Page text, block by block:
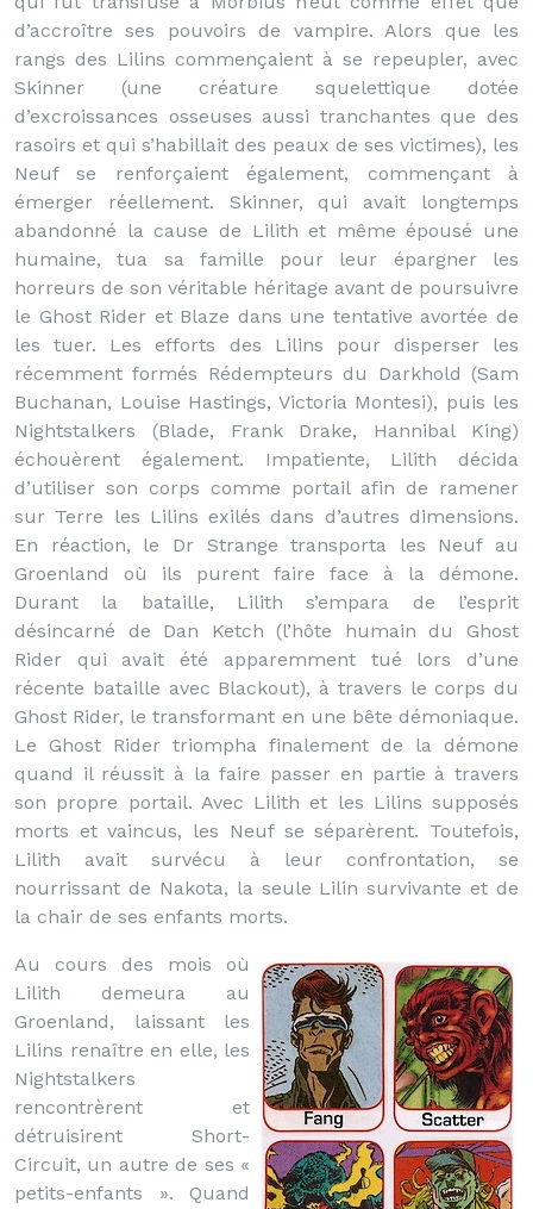
d’accroître ses pouvoirs de vampire. Alors que les
rangs des Lilins commençaient à se repeupler, avec
Skinner (une créature squelettique dotée
d’excroissances osseuses aussi tranchantes que des
rasoirs et qui s’habillait des peaux de ses victimes), les
Neuf se renforçaient également, commençant à
émerger réellement. Skinner, qui avait longtemps
abandonné la cause de Lilith et même épousé une
humaine, tua sa famille pour leur épargner les
horreurs de son véritable héritage avant de poursuivre
le Ghost Rider et Blaze dans une tentative avortée de
les tuer. Les efforts des Lilins pour disperser les
récemment formés Rédempteurs du Darkhold (Sam
Buchanan, Louise Hastings, Victoria Montesi), puis les
Nightstalkers (Blade, Frank Drake, Hannibal King)
échouèrent également. Impatiente, Lilith décida
d’utiliser son corps comme portail afin de ramener
sur Terre les Lilins exilés dans d’autres dimensions.
En réaction, le Dr Strange transporta les Neuf au
Groenland où ils purent faire face à la démone.
Durant la bataille, Lilith s’empara de l’esprit
désincarné de Dan Ketch (l’hôte humain du Ghost
Rider qui avait été apparemment tué lors d’une
récente bataille avec Blackout), à travers le corps du
Ghost Rider, le transformant en une bête démoniaque.
Le Ghost Rider triompha finalement de la démone
quand il réussit à la faire passer en partie à travers
son propre portail. Avec Lilith et les Lilins supposés
morts et vaincus, les Neuf se séparèrent. Toutefois,
Lilith avait survécu à leur confrontation, se
nourrissant de Nakota, la seule Lilin survivante et de
la chair de ses enfants morts.
Au cours des mois où
Lilith demeura au
Groenland, laissant les
Lilins renaître en elle, les
Nightstalkers
rencontrèrent et
détruisirent Short-
Circuit, un autre de ses «
petits-enfants ». Quand